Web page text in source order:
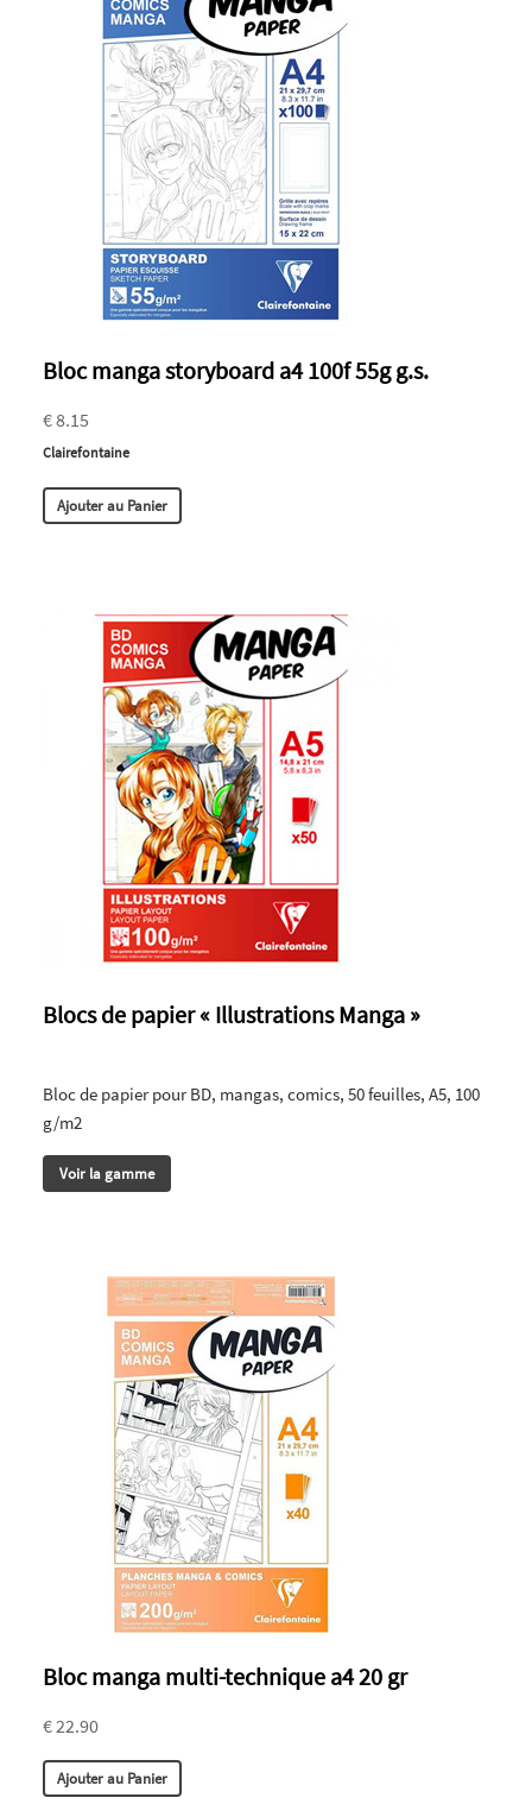
Bloc manga storyboard a4 100f 55g g.s.
€ 8.15
Clairefontaine
Ajouter au Panier
Blocs de papier « Illustrations Manga »
Bloc de papier pour BD, mangas, comics, 50 feuilles, A5, 100
g/m2
Voir la gamme
Bloc manga multi-technique a4 20 gr
€ 22.90
Ajouter au Panier